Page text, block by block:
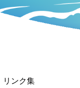
リンク集